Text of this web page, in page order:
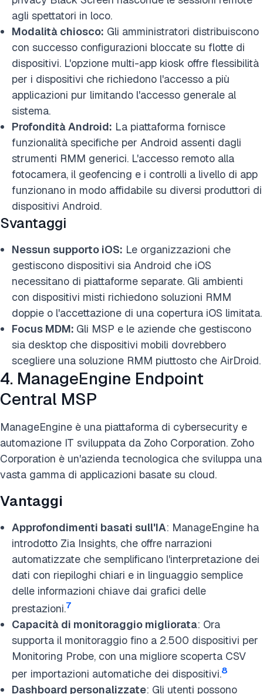
agli spettatori in loco.
Modalità chiosco: Gli amministratori distribuiscono
con successo configurazioni bloccate su flotte di
dispositivi. L'opzione multi-app kiosk offre flessibilità
per i dispositivi che richiedono l'accesso a più
applicazioni pur limitando l'accesso generale al
sistema.
Profondità Android: La piattaforma fornisce
funzionalità specifiche per Android assenti dagli
strumenti RMM generici. L'accesso remoto alla
fotocamera, il geofencing e i controlli a livello di app
funzionano in modo affidabile su diversi produttori di
dispositivi Android.
Svantaggi
Nessun supporto iOS: Le organizzazioni che
gestiscono dispositivi sia Android che iOS
necessitano di piattaforme separate. Gli ambienti
con dispositivi misti richiedono soluzioni RMM
doppie o l'accettazione di una copertura iOS limitata.
Focus MDM: Gli MSP e le aziende che gestiscono
sia desktop che dispositivi mobili dovrebbero
scegliere una soluzione RMM piuttosto che AirDroid.
4. ManageEngine Endpoint
Central MSP
ManageEngine è una piattaforma di cybersecurity e
automazione IT sviluppata da Zoho Corporation. Zoho
Corporation è un'azienda tecnologica che sviluppa una
vasta gamma di applicazioni basate su cloud.
Vantaggi
Approfondimenti basati sull'IA: ManageEngine ha
introdotto Zia Insights, che offre narrazioni
automatizzate che semplificano l'interpretazione dei
dati con riepiloghi chiari e in linguaggio semplice
delle informazioni chiave dai grafici delle
prestazioni.7
Capacità di monitoraggio migliorata: Ora
supporta il monitoraggio fino a 2.500 dispositivi per
Monitoring Probe, con una migliore scoperta CSV
per importazioni automatiche dei dispositivi.8
Dashboard personalizzate: Gli utenti possono